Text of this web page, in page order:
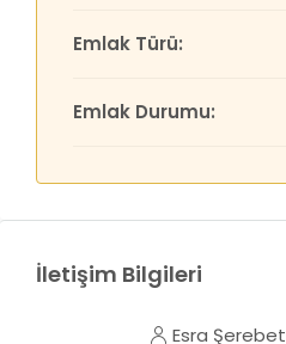
Emlak Türü:
Emlak Durumu:
İletişim Bilgileri
Esra Şerebet